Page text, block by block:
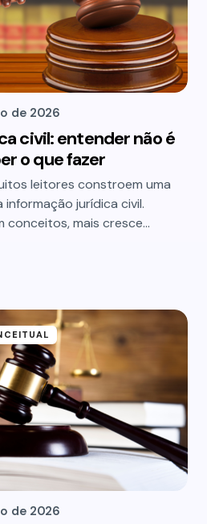
de 2026
civil: entender não é
o que fazer
leitores constroem uma
jurídica civil.
conceitos, mais cresce…
de 2026